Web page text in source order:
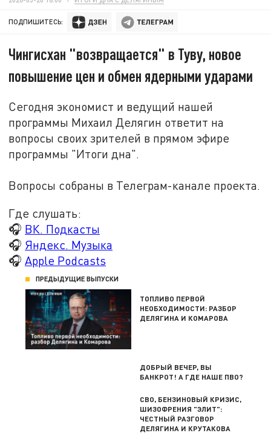
ПОДПИШИТЕСЬ:
Чингисхан "возвращается" в Туву, новое
повышение цен и обмен ядерными ударами
Сегодня экономист и ведущий нашей
программы Михаил Делягин ответит на
вопросы своих зрителей в прямом эфире
программы "Итоги дна".
Вопросы собраны в Телеграм-канале проекта.
Где слушать:
🎧 ВК. Подкасты
🎧 Яндекс. Музыка
🎧 Apple Podcasts
ПРЕДЫДУЩИЕ ВЫПУСКИ
ТОПЛИВО ПЕРВОЙ
НЕОБХОДИМОСТИ: РАЗБОР
ДЕЛЯГИНА И КОМАРОВА
ДОБРЫЙ ВЕЧЕР, ВЫ
БАНКРОТ! А ГДЕ НАШЕ ПВО?
СВО, БЕНЗИНОВЫЙ КРИЗИС,
ШИЗОФРЕНИЯ "ЭЛИТ":
ЧЕСТНЫЙ РАЗГОВОР
ДЕЛЯГИНА И КРУТАКОВА